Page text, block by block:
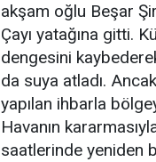
akşam oğlu Beşar
Çayı yatağına gitti.
dengesini
da suya atladı.
yapılan ihbarla
Havanın
saatlerinde yeniden